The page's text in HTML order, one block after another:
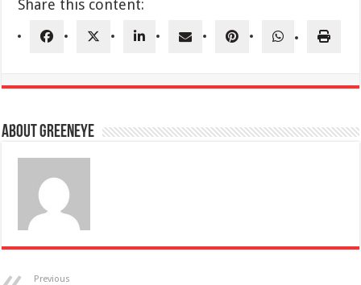
Share this content:
About greeneye
Previous